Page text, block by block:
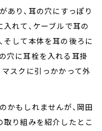
あり、耳の穴にすっぽり
れて、ケーブルで耳の
そして本体を耳の後ろに
穴に耳栓を入れる耳掛
マスクに引っかかって外
かもしれませんが、岡田
取り組みを紹介したとこ